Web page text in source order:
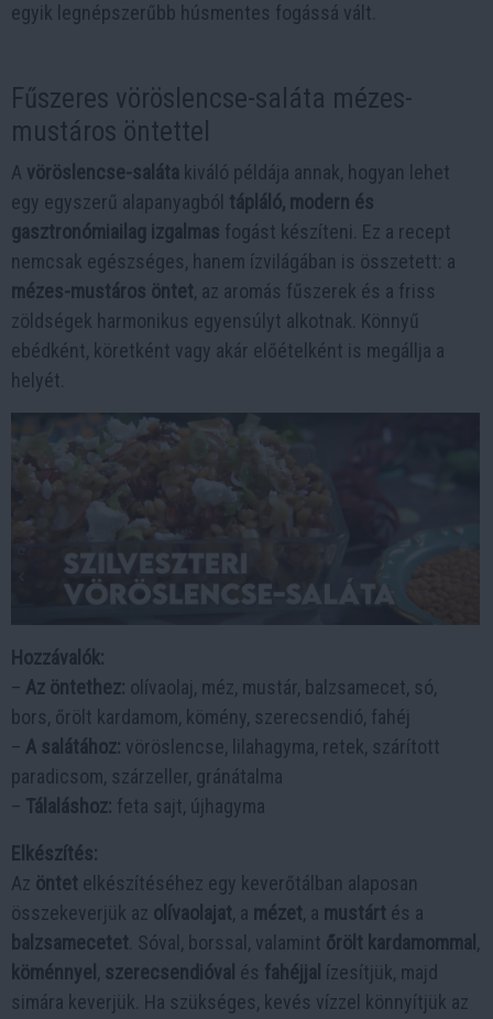
egyik legnépszerűbb húsmentes fogássá vált.
Fűszeres vöröslencse-saláta mézes-
mustáros öntettel
A vöröslencse-saláta kiváló példája annak, hogyan lehet
egy egyszerű alapanyagból tápláló, modern és
gasztronómiailag izgalmas fogást készíteni. Ez a recept
nemcsak egészséges, hanem ízvilágában is összetett: a
mézes-mustáros öntet, az aromás fűszerek és a friss
zöldségek harmonikus egyensúlyt alkotnak. Könnyű
ebédként, köretként vagy akár előételként is megállja a
helyét.
Hozzávalók:
– Az öntethez: olívaolaj, méz, mustár, balzsamecet, só,
bors, őrölt kardamom, kömény, szerecsendió, fahéj
– A salátához: vöröslencse, lilahagyma, retek, szárított
paradicsom, szárzeller, gránátalma
– Tálaláshoz: feta sajt, újhagyma
Elkészítés:
Az öntet elkészítéséhez egy keverőtálban alaposan
összekeverjük az olívaolajat, a mézet, a mustárt és a
balzsamecetet . Sóval, borssal, valamint őrölt kardamommal ,
köménnyel , szerecsendióval és fahéjjal ízesítjük, majd
simára keverjük. Ha szükséges, kevés vízzel könnyítjük az